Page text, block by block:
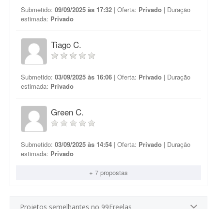
Submetido: 09/09/2025 às 17:32 | Oferta: Privado | Duração
estimada: Privado
Tiago C.
Submetido: 03/09/2025 às 16:06 | Oferta: Privado | Duração
estimada: Privado
Green C.
Submetido: 03/09/2025 às 14:54 | Oferta: Privado | Duração
estimada: Privado
+ 7 propostas
Projetos semelhantes no 99Freelas